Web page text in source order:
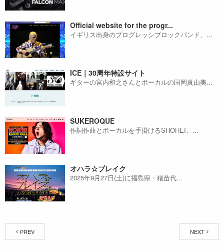
Official website for the progr...
イギリス出身のプログレッシブロックバンド、...
ICE｜30周年特設サイト
ギターの宮内和之さんとボーカルの国岡真由美...
SUKEROQUE
作詞作曲とボーカルを手掛けるSHOHEIこ...
オハラ☆ブレイク
2025年9月27日(土)に福島県・猪苗代...
PREV NEXT